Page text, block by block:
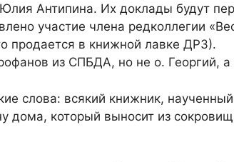
Антипина. Их доклады будут
участие члена редколлегии
продается в книжной лавке ДРЗ).
из СПБДА, но не о. Георгий, а
слова: всякий книжник,
дома, который выносит из